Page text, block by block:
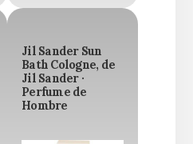
Jil Sander Sun
Bath Cologne, de
Jil Sander ·
Perfume de
Hombre